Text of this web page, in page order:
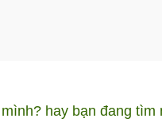
hay bạn đang tìm